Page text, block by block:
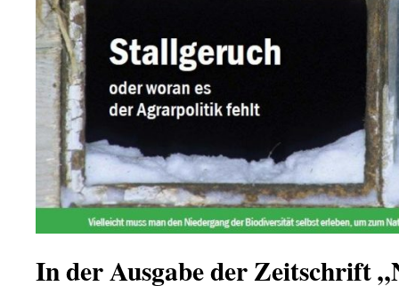
In der Ausgabe der Zeitschrift